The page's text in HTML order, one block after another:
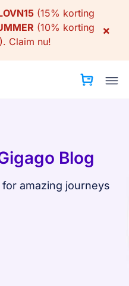
(15% korting
(10% korting
). Claim nu!
×
Blog
amazing journeys